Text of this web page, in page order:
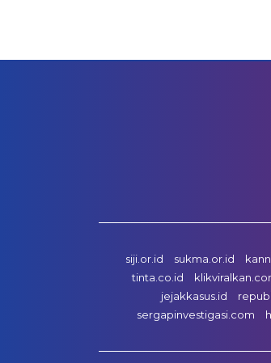
siji.or.id
sukma.or.id
tinta.co.id
jejakkasus.id
sergapinvestigasi.com